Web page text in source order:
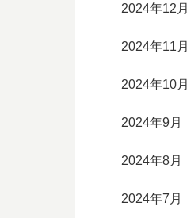
2024年12月
2024年11月
2024年10月
2024年9月
2024年8月
2024年7月